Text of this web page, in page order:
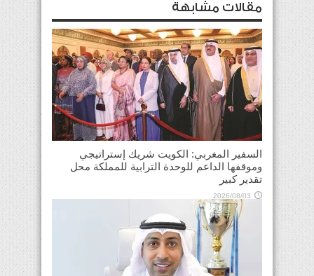
مقالات مشابهة
السفير المغربي: الكويت شريك إستراتيجي
وموقفها الداعم للوحدة الترابية للمملكة محل
تقدير كبير
2026/08/03